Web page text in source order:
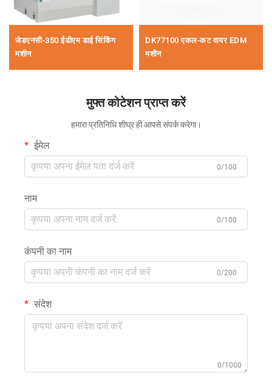
जेडएनसी-350 ईडीएम डाई सिंकिंग
मशीन
DK77100 एकल-कट वायर EDM
मशीन
मुफ्त कोटेशन प्राप्त करें
हमारा प्रतिनिधि शीघ्र ही आपसे संपर्क करेगा।
ईमेल
0/100
नाम
0/100
कंपनी का नाम
0/200
संदेश
0/1000